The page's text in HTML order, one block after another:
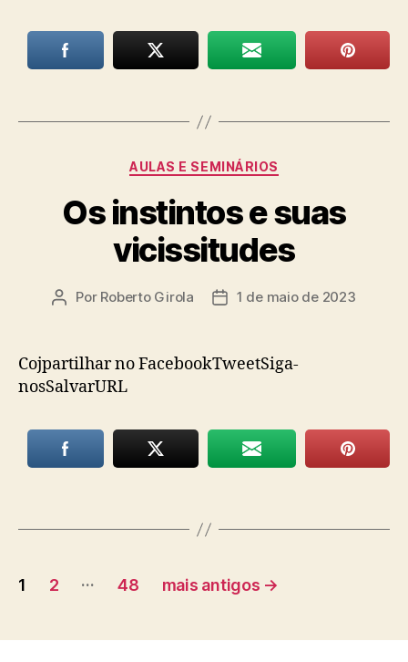
Categorias
AULAS E SEMINÁRIOS
Os instintos e suas
vicissitudes
Autor
Por Roberto Girola
Data1 de maio de 2023
Cojpartilhar no FacebookTweetSiga-
nosSalvarURL
Paginação
posts
1 2 … 48 mais antigos →